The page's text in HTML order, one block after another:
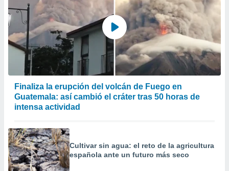
Finaliza la erupción del volcán de Fuego en
Guatemala: así cambió el cráter tras 50 horas de
intensa actividad
Cultivar sin agua: el reto de la agricultura
española ante un futuro más seco